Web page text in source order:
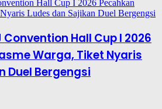
Convention Hall Cup I 2026
Warga, Tiket Nyaris
Duel Bergengsi